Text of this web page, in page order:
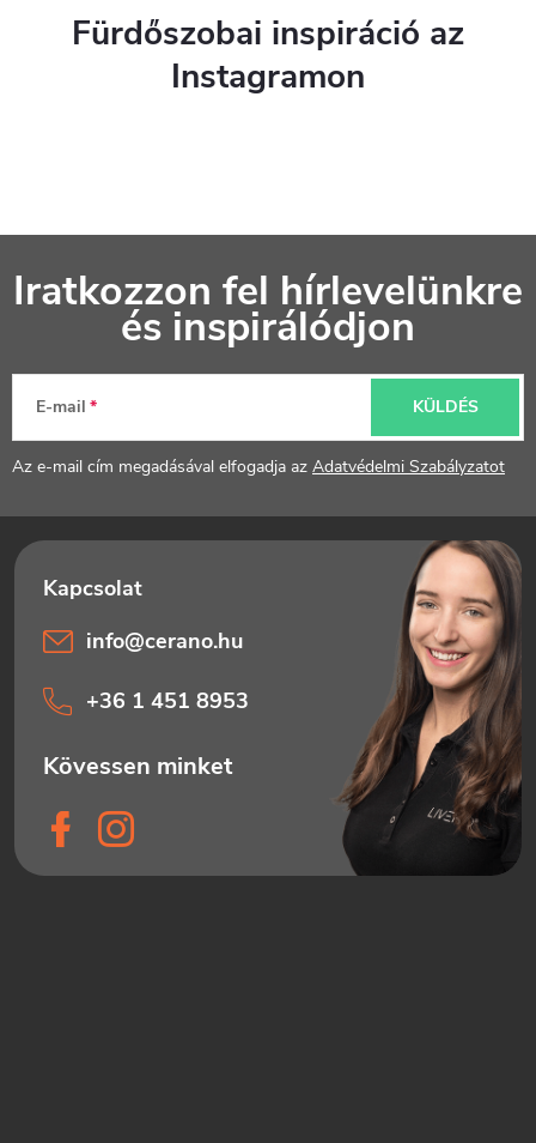
Fürdőszobai inspiráció az
Instagramon
á
é
Iratkozzon fel hírlevelünkre
és inspirálódjon
E-mail
Az e-mail cím megadásával elfogadja az Adatvédelmi Szabályzatot
KÜLDÉS
info@cerano.hu
+36 1 451 8953